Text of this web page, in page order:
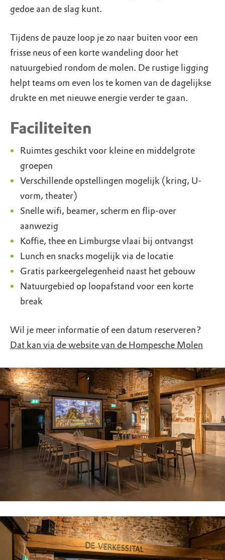
gedoe aan de slag kunt.
Tijdens de pauze loop je zo naar buiten voor een
frisse neus of een korte wandeling door het
natuurgebied rondom de molen. De rustige ligging
helpt teams om even los te komen van de dagelijkse
drukte en met nieuwe energie verder te gaan.
Faciliteiten
Ruimtes geschikt voor kleine en middelgrote
groepen
Verschillende opstellingen mogelijk (kring, U-
vorm, theater)
Snelle wifi, beamer, scherm en flip-over
aanwezig
Koffie, thee en Limburgse vlaai bij ontvangst
Lunch en snacks mogelijk via de locatie
Gratis parkeergelegenheid naast het gebouw
Natuurgebied op loopafstand voor een korte
break
Wil je meer informatie of een datum reserveren?
Dat kan via de website van de Hompesche Molen